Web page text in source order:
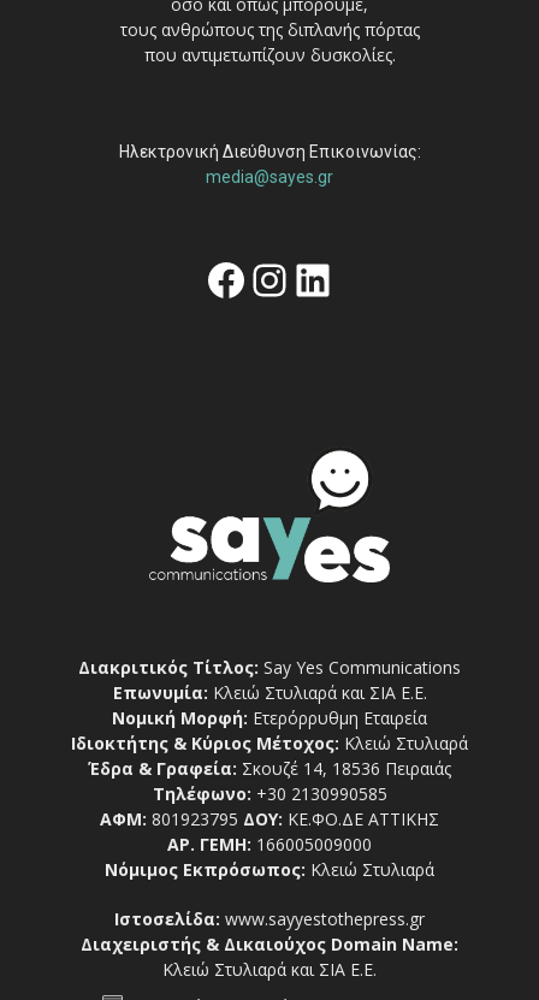
όσο και όπως μπορούμε,
τους ανθρώπους της διπλανής πόρτας
που αντιμετωπίζουν δυσκολίες.
Ηλεκτρονική Διεύθυνση Επικοινωνίας:
media@sayes.gr
Facebook
Instagram
Linkedin
Διακριτικός Τίτλος: Say Yes Communications
Επωνυμία: Κλειώ Στυλιαρά και ΣΙΑ Ε.Ε.
Νομική Μορφή: Ετερόρρυθμη Εταιρεία
Ιδιοκτήτης & Κύριος Μέτοχος: Κλειώ Στυλιαρά
Έδρα & Γραφεία: Σκουζέ 14, 18536 Πειραιάς
Τηλέφωνο: +30 2130990585
ΑΦΜ: 801923795 ΔΟΥ: ΚΕ.ΦΟ.ΔΕ ΑΤΤΙΚΗΣ
ΑΡ. ΓΕΜΗ: 166005009000
Νόμιμος Εκπρόσωπος: Κλειώ Στυλιαρά
Ιστοσελίδα: www.sayyestothepress.gr
Διαχειριστής & Δικαιούχος Domain Name:
Κλειώ Στυλιαρά και ΣΙΑ Ε.Ε.